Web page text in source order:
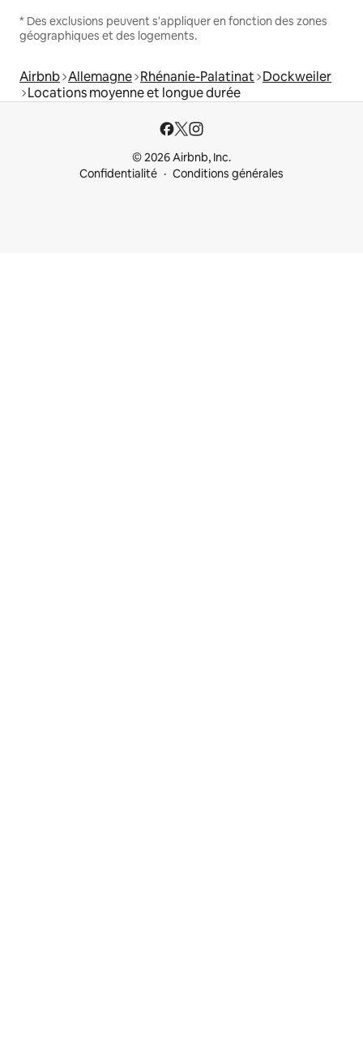
* Des exclusions peuvent s'appliquer en fonction des zones
géographiques et des logements.
Airbnb Allemagne Rhénanie-Palatinat Dockweiler
Locations moyenne et longue durée
© 2026 Airbnb, Inc.
Confidentialité
Conditions générales